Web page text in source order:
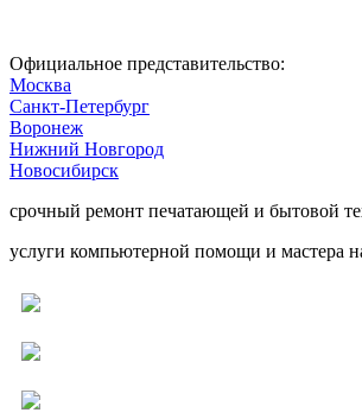
Официальное представительство:
Москва
Санкт-Петербург
Воронеж
Нижний Новгород
Новосибирск
срочный ремонт печатающей и бытовой
услуги компьютерной помощи и мастера